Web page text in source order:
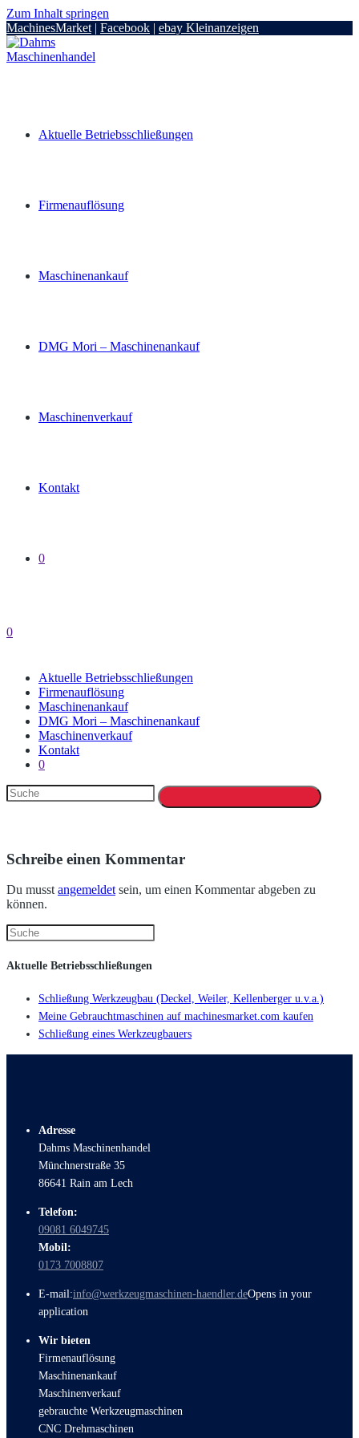
Zum Inhalt springen
MachinesMarket | Facebook | ebay Kleinanzeigen
Aktuelle Betriebsschließungen
Firmenauflösung
Maschinenankauf
DMG Mori – Maschinenankauf
Maschinenverkauf
Kontakt
0
0
Aktuelle Betriebsschließungen
Firmenauflösung
Maschinenankauf
DMG Mori – Maschinenankauf
Maschinenverkauf
Kontakt
0
Schreibe einen Kommentar
Du musstangemeldetsein, um einen Kommentar abgeben zu
können.
Aktuelle Betriebsschließungen
Schließung Werkzeugbau (Deckel, Weiler, Kellenberger u.v.a.)
Meine Gebrauchtmaschinen auf machinesmarket.com kaufen
Schließung eines Werkzeugbauers
Adresse
Dahms Maschinenhandel
Münchnerstraße 35
86641 Rain am Lech
Telefon:
09081 6049745
Mobil:
0173 7008807
E-mail:info@werkzeugmaschinen-haendler.deOpens in your
application
Wir bieten
Firmenauflösung
Maschinenankauf
Maschinenverkauf
gebrauchte Werkzeugmaschinen
CNC Drehmaschinen